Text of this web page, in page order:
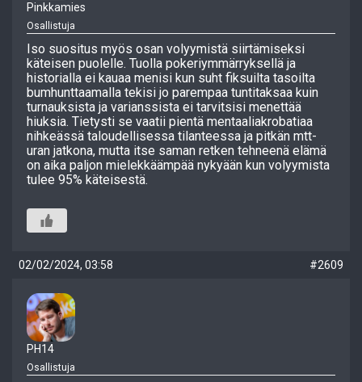
Pinkkamies
Osallistuja
Iso suositus myös osan volyymistä siirtämiseksi
käteisen puolelle. Tuolla pokeriymmärryksellä ja
historialla ei kauaa menisi kun suht fiksuilta tasoilta
bumhunttaamalla tekisi jo parempaa tuntitaksaa kuin
turnauksista ja varianssista ei tarvitsisi menettää
hiuksia. Tietysti se vaatii pientä mentaaliakrobatiaa
nihkeässä taloudellisessa tilanteessa ja pitkän mtt-
uran jatkona, mutta itse saman retken tehneenä elämä
on aika paljon mielekkäämpää nykyään kun volyymista
tulee 95% käteisestä.
02/02/2024, 03:58 #2609
PH14
Osallistuja